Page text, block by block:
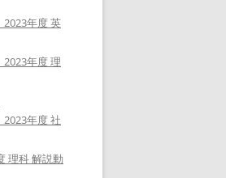
2023年度 英
2023年度 理
2023年度 社
理科 解説動